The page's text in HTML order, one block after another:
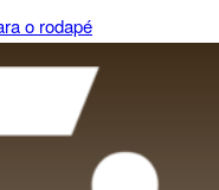
o rodapé